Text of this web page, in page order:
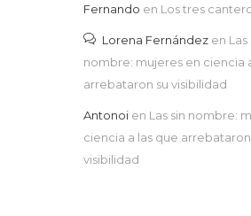
Fernando en Los tres
Lorena Fernández en Las
nombre: mujeres en ciencia
arrebataron su visibilidad
Antonoi en Las sin nombre:
ciencia a las que arrebataron
visibilidad